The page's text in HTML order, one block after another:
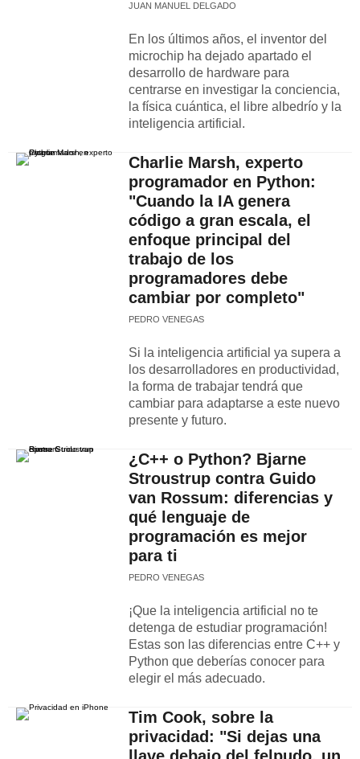
JUAN MANUEL DELGADO
En los últimos años, el inventor del
microchip ha dejado apartado el
desarrollo de hardware para
centrarse en investigar la conciencia,
la física cuántica, el libre albedrío y la
inteligencia artificial.
Charlie Marsh, experto
programador en Python:
"Cuando la IA genera
código a gran escala, el
enfoque principal del
trabajo de los
programadores debe
cambiar por completo"
PEDRO VENEGAS
Si la inteligencia artificial ya supera a
los desarrolladores en productividad,
la forma de trabajar tendrá que
cambiar para adaptarse a este nuevo
presente y futuro.
¿C++ o Python? Bjarne
Stroustrup contra Guido
van Rossum: diferencias y
qué lenguaje de
programación es mejor
para ti
PEDRO VENEGAS
¡Que la inteligencia artificial no te
detenga de estudiar programación!
Estas son las diferencias entre C++ y
Python que deberías conocer para
elegir el más adecuado.
Tim Cook, sobre la
privacidad: "Si dejas una